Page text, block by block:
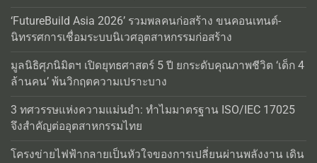
‘FutureBuild Asia 2026’ รวมพลคนก่อสร้าง ขนคอนเทนต์-
นิทรรศการเชื่อมระบบนิเวศอุตสาหกรรมก่อสร้าง
มูลนิธิศุภนิมิตฯ เปิดยุทธศาสตร์ 5 ปี ยกระดับคุณภาพชีวิต ‘เด็ก 4
ล้านคน’ พ้นวิกฤตความเปราะบาง
3 ทศวรรษแห่งความแม่นยำ: ทำไมมาตรฐาน ISO/IEC 17025
จึงสำคัญต่ออุตสาหกรรมไทย
โครงข่ายไฟฟ้ากลายเป็นหัวใจของการเปลี่ยนผ่านพลังงาน เดิน